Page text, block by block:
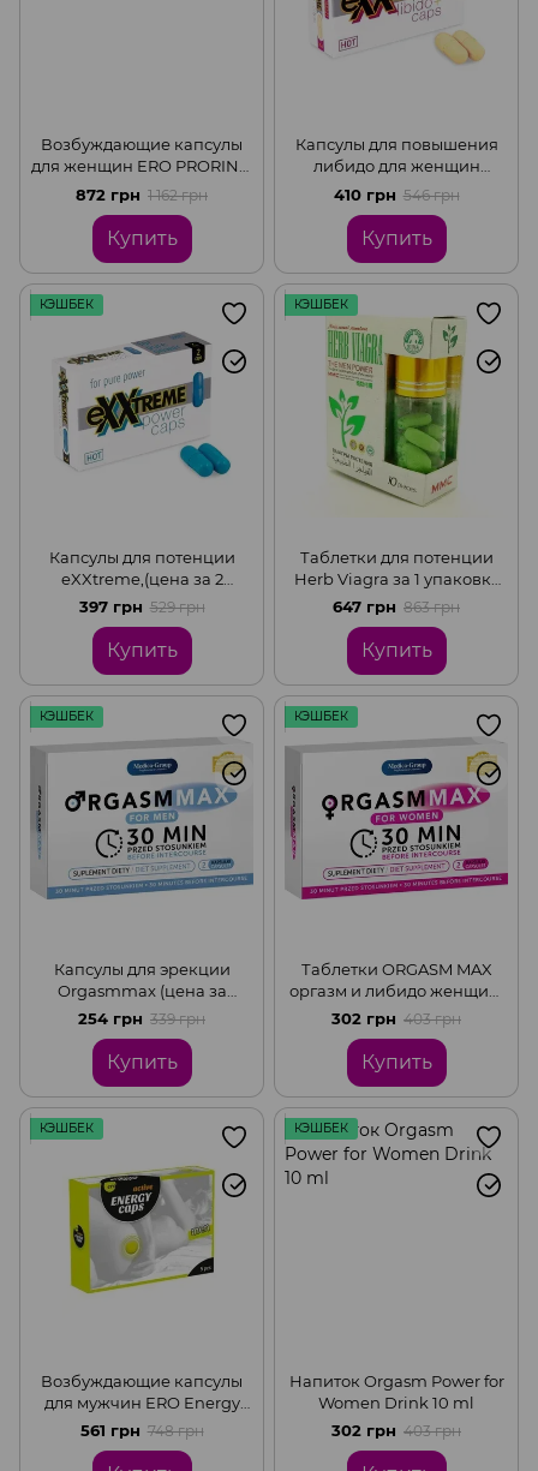
Возбуждающие капсулы
для женщин ERO PRORINO
black line Libido,(цена за 5
капсул в упаковке)
872 грн 1 162 грн
Купить
Капсулы для повышения
либидо для женщин
eXXtreme, (цена за 2
капсулы в упаковке)
410 грн 546 грн
Купить
КЭШБЕК
Капсулы для потенции
eXXtreme,(цена за 2
капсулы в упаковке)
397 грн 529 грн
Купить
КЭШБЕК
Таблетки для потенции
Herb Viagra за 1 упаковку
(10табл.)
647 грн 863 грн
Купить
КЭШБЕК
Капсулы для эрекции
Orgasmmax (цена за
упаковку, 2 капсулы)
254 грн 339 грн
Купить
КЭШБЕК
Таблетки ORGASM MAX
оргазм и либидо женщин,
(цена за упаковку,2
302 грн 403 грн
Купить
КЭШБЕК
Возбуждающие капсулы
для мужчин ERO Energy
Caps, (цена 5 шт капсул в
561 грн 748 грн
КЭШБЕК
Напиток Orgasm Power for
Women Drink 10 ml
302 грн 403 грн